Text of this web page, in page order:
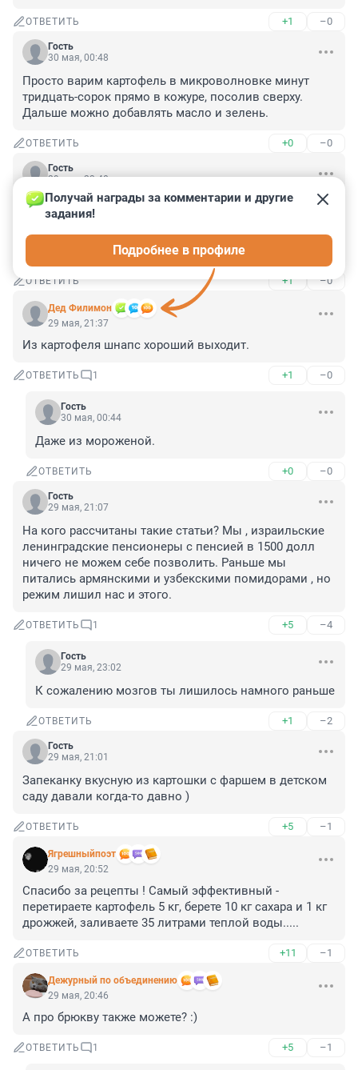
ОТВЕТИТЬ +1 –0
Гость
30 мая, 00:48
Просто варим картофель в микроволновке минут
тридцать-сорок прямо в кожуре, посолив сверху.
Дальше можно добавлять масло и зелень.
ОТВЕТИТЬ +0 –0
Гость
29 мая, 23:48
В банальной картошке нет ничего плохого. Вот,
только обычной простой картошки нет уже давно. Я
не понимаю вкуса картошки, которая сейчас
ОТВЕТИТЬ +1 –0
Дед Филимон
Получай награды за комментарии и другие
задания!
Подробнее в профиле
29 мая, 21:37
Из картофеля шнапс хороший выходит.
ОТВЕТИТЬ 1 +1 –0
Гость
30 мая, 00:44
Даже из мороженой.
ОТВЕТИТЬ +0 –0
Гость
29 мая, 21:07
На кого рассчитаны такие статьи? Мы , израильские
ленинградские пенсионеры с пенсией в 1500 долл
ничего не можем себе позволить. Раньше мы
питались армянскими и узбекскими помидорами , но
режим лишил нас и этого.
ОТВЕТИТЬ 1 +5 –4
Гость
29 мая, 23:02
К сожалению мозгов ты лишилось намного раньше
ОТВЕТИТЬ +1 –2
Гость
29 мая, 21:01
Запеканку вкусную из картошки с фаршем в детском
саду давали когда-то давно )
ОТВЕТИТЬ +5 –1
Ягрешныйпоэт
29 мая, 20:52
Спасибо за рецепты ! Самый эффективный -
перетираете картофель 5 кг, берете 10 кг сахара и 1 кг
дрожжей, заливаете 35 литрами теплой воды.....
ОТВЕТИТЬ +11 –1
Дежурный по объединению
29 мая, 20:46
А про брюкву также можете? :)
ОТВЕТИТЬ 1 +5 –1